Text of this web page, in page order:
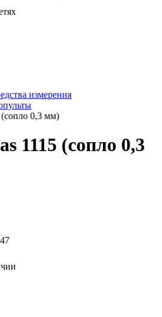
измерения
(сопло 0,3 мм)
1115 (сопло 0,3